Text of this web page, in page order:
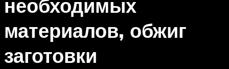
необходимых
материалов, обжиг
заготовки